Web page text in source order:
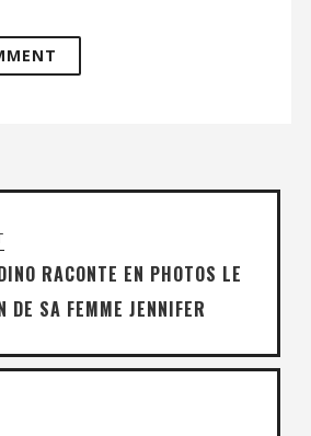
RACONTE EN PHOTOS LE
DE SA FEMME JENNIFER